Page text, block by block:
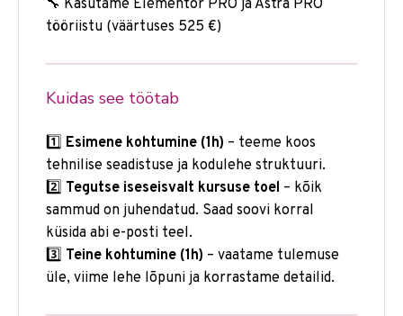
🔧 Kasutame Elementor PRO ja Astra PRO
tööriistu (väärtuses 525 €)
Kuidas see töötab
1️⃣ Esimene kohtumine (1h) – teeme koos
tehnilise seadistuse ja kodulehe struktuuri.
2️⃣ Tegutse iseseisvalt kursuse toel – kõik
sammud on juhendatud. Saad soovi korral
küsida abi e-posti teel.
3️⃣ Teine kohtumine (1h) – vaatame tulemuse
üle, viime lehe lõpuni ja korrastame detailid.